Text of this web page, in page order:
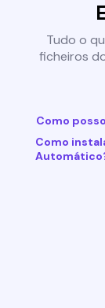
Tudo o
ficheiros
Como
Como